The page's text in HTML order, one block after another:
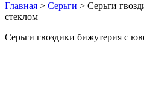
Главная > Серьги > Серьги
стеклом
Серьги гвоздики бижутерия с